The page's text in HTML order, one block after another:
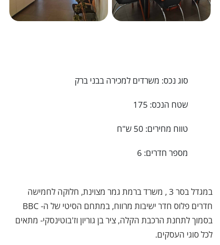
סוג נכס: משרדים למכירה בבני ברק
שטח הנכס: 175
טווח מחירים: 50 ש"ח
מספר חדרים: 6
במגדל בסר 3 , משרד ברמת גמר מצוינת, חלוקה לחמישה
חדרים פלוס חדר ישיבות מרווח, במתחם הסיטי של ה- BBC
בסמוך לתחנת הרכבת הקלה, ציר בן גוריון וז'בוטינסקי- מתאים
לכל סוגי העסקים.